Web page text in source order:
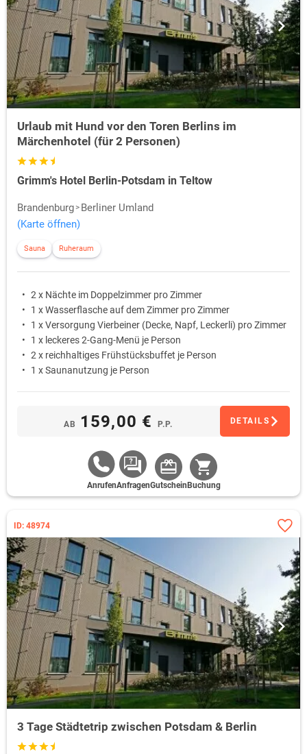
Urlaub mit Hund vor den Toren Berlins im
Märchenhotel (für 2 Personen)
Grimm's Hotel Berlin-Potsdam in Teltow
Brandenburg
Berliner Umland
(Karte öffnen)
Sauna Ruheraum
2 x Nächte im Doppelzimmer pro Zimmer
1 x Wasserflasche auf dem Zimmer pro Zimmer
1 x Versorgung Vierbeiner (Decke, Napf, Leckerli) pro Zimmer
1 x leckeres 2-Gang-Menü je Person
2 x reichhaltiges Frühstücksbuffet je Person
1 x Saunanutzung je Person
AB 159,00 € P.P. DETAILS
AnrufenAnfragenGutschein Buchung
ID: 48974
3 Tage Städtetrip zwischen Potsdam & Berlin